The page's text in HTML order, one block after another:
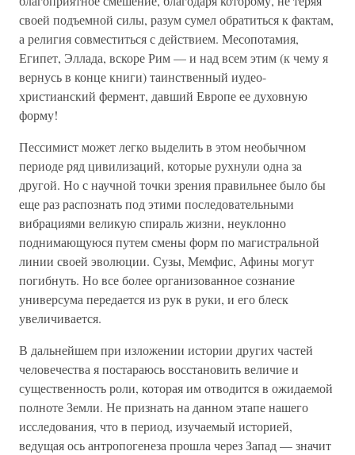
своей подъемной силы, разум сумел обратиться к фактам,
а религия совместиться с действием. Месопотамия,
Египет, Эллада, вскоре Рим — и над всем этим (к чему я
вернусь в конце книги) таинственный иудео-
христианский фермент, давший Европе ее духовную
форму!
Пессимист может легко выделить в этом необычном
периоде ряд цивилизаций, которые рухнули одна за
другой. Но с научной точки зрения правильнее было бы
еще раз распознать под этими последовательными
вибрациями великую спираль жизни, неуклонно
поднимающуюся путем смены форм по магистральной
линии своей эволюции. Сузы, Мемфис, Афины могут
погибнуть. Но все более организованное сознание
универсума передается из рук в руки, и его блеск
увеличивается.
В дальнейшем при изложении истории других частей
человечества я постараюсь восстановить величие и
существенность роли, которая им отводится в ожидаемой
полноте Земли. Не признать на данном этапе нашего
исследования, что в период, изучаемый историей,
ведущая ось антропогенеза прошла через Запад — значит